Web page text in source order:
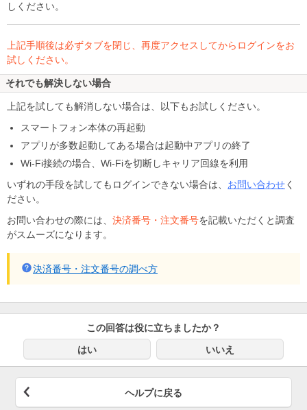
しください。
上記手順後は必ずタブを閉じ、再度アクセスしてからログインをお
試しください。
それでも解決しない場合
上記を試しても解消しない場合は、以下もお試しください。
スマートフォン本体の再起動
アプリが多数起動してある場合は起動中アプリの終了
Wi-Fi接続の場合、Wi-Fiを切断しキャリア回線を利用
いずれの手段を試してもログインできない場合は、 お問い合わせく
ださい。
お問い合わせの際には、 決済番号・注文番号を記載いただくと調査
がスムーズになります。
決済番号・注文番号の調べ方
この回答は役に立ちましたか？
はい
いいえ
ヘルプに戻る